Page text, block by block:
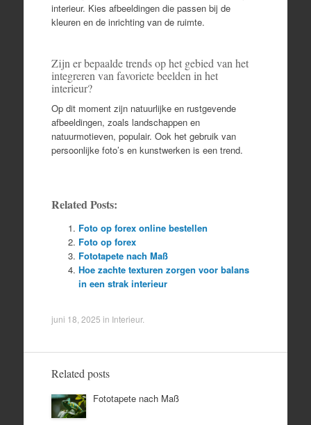
interieur. Kies afbeeldingen die passen bij de
kleuren en de inrichting van de ruimte.
Zijn er bepaalde trends op het gebied van het
integreren van favoriete beelden in het
interieur?
Op dit moment zijn natuurlijke en rustgevende
afbeeldingen, zoals landschappen en
natuurmotieven, populair. Ook het gebruik van
persoonlijke foto’s en kunstwerken is een trend.
Related Posts:
Foto op forex online bestellen
Foto op forex
Fototapete nach Maß
Hoe zachte texturen zorgen voor balans
in een strak interieur
juni 18, 2025 in Interieur.
Related posts
Fototapete nach Maß